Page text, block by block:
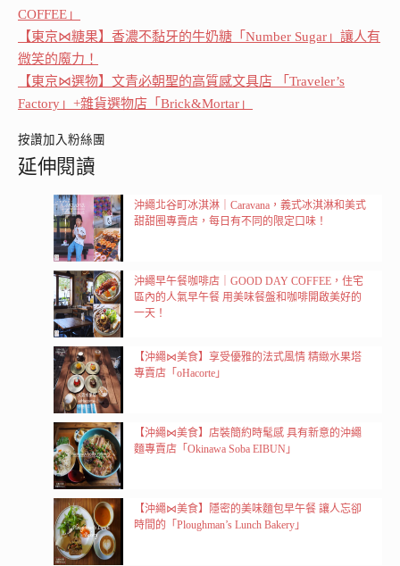
COFFEE」
【東京⋈糖果】香濃不黏牙的牛奶糖「Number Sugar」讓人有
微笑的魔力！
【東京⋈選物】文青必朝聖的高質感文具店 「Traveler’s
Factory」+雜貨選物店「Brick&Mortar」
按讚加入粉絲團
延伸閱讀
沖繩北谷町冰淇淋｜Caravana，義式冰淇淋和美式
甜甜圈專賣店，每日有不同的限定口味！
沖繩早午餐咖啡店｜GOOD DAY COFFEE，住宅
區內的人氣早午餐 用美味餐盤和咖啡開啟美好的
一天！
【沖繩⋈美食】享受優雅的法式風情 精緻水果塔
專賣店「oHacorte」
【沖繩⋈美食】店裝簡約時髦感 具有新意的沖繩
麵專賣店「Okinawa Soba EIBUN」
【沖繩⋈美食】隱密的美味麵包早午餐 讓人忘卻
時間的「Ploughman’s Lunch Bakery」